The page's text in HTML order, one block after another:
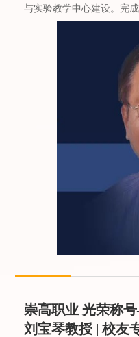
与实验教学中心建设。完
崇高职业 光荣称
刘宝琴教授 | 校友